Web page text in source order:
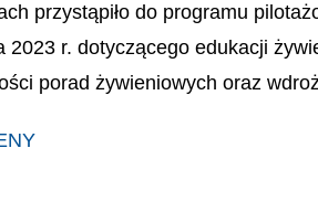
przystąpiło do programu
2023 r. dotyczącego edukacji
porad żywieniowych oraz